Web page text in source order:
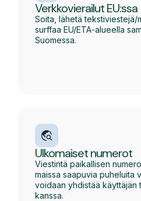
Verkkovierailut EU:ssa
Soita, lähetä tekstiviestejä/
surffaa EU/ETA-alueella
Suomessa.
Ulkomaiset numerot
Viestintä paikallisen
maissa saapuvia puheluita
voidaan yhdistää käyttäjän
kanssa.